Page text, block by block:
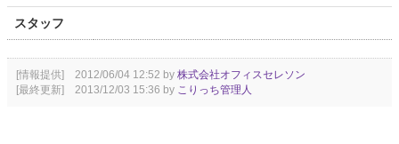
スタッフ
[情報提供] 2012/06/04 12:52 by 株式会社オフィスセレソン
[最終更新] 2013/12/03 15:36 by こりっち管理人